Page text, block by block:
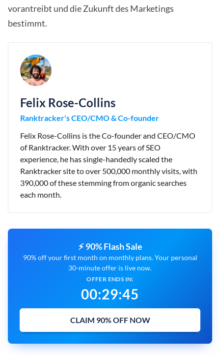
vorantreibt und die Zukunft des Marketings
bestimmt.
Felix Rose-Collins
Ranktracker's CEO/CMO & Co-founder
Felix Rose-Collins is the Co-founder and CEO/CMO
of Ranktracker. With over 15 years of SEO
experience, he has single-handedly scaled the
Ranktracker site to over 500,000 monthly visits, with
390,000 of these stemming from organic searches
each month.
⚡ 90% Flash Sale
90% off your first month on monthly plans. Your personal
30-minute offer is live now.
OFFER ENDS IN:
00:29:44
CLAIM 90% OFF NOW